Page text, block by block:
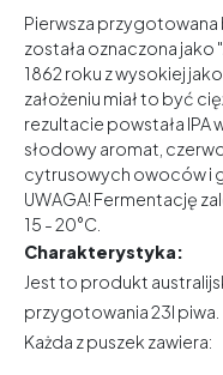
Pierwsza
została oznaczona jako
1862 roku z wysokiej
założeniu miał to być
rezultacie powstała IPA
słodowy aromat,
cytrusowych owoców i
UWAGA! Fermentację
15 - 20°C.
Charakterystyka:
Jest to produkt
przygotowania 23l piwa.
Każda z puszek zawiera: